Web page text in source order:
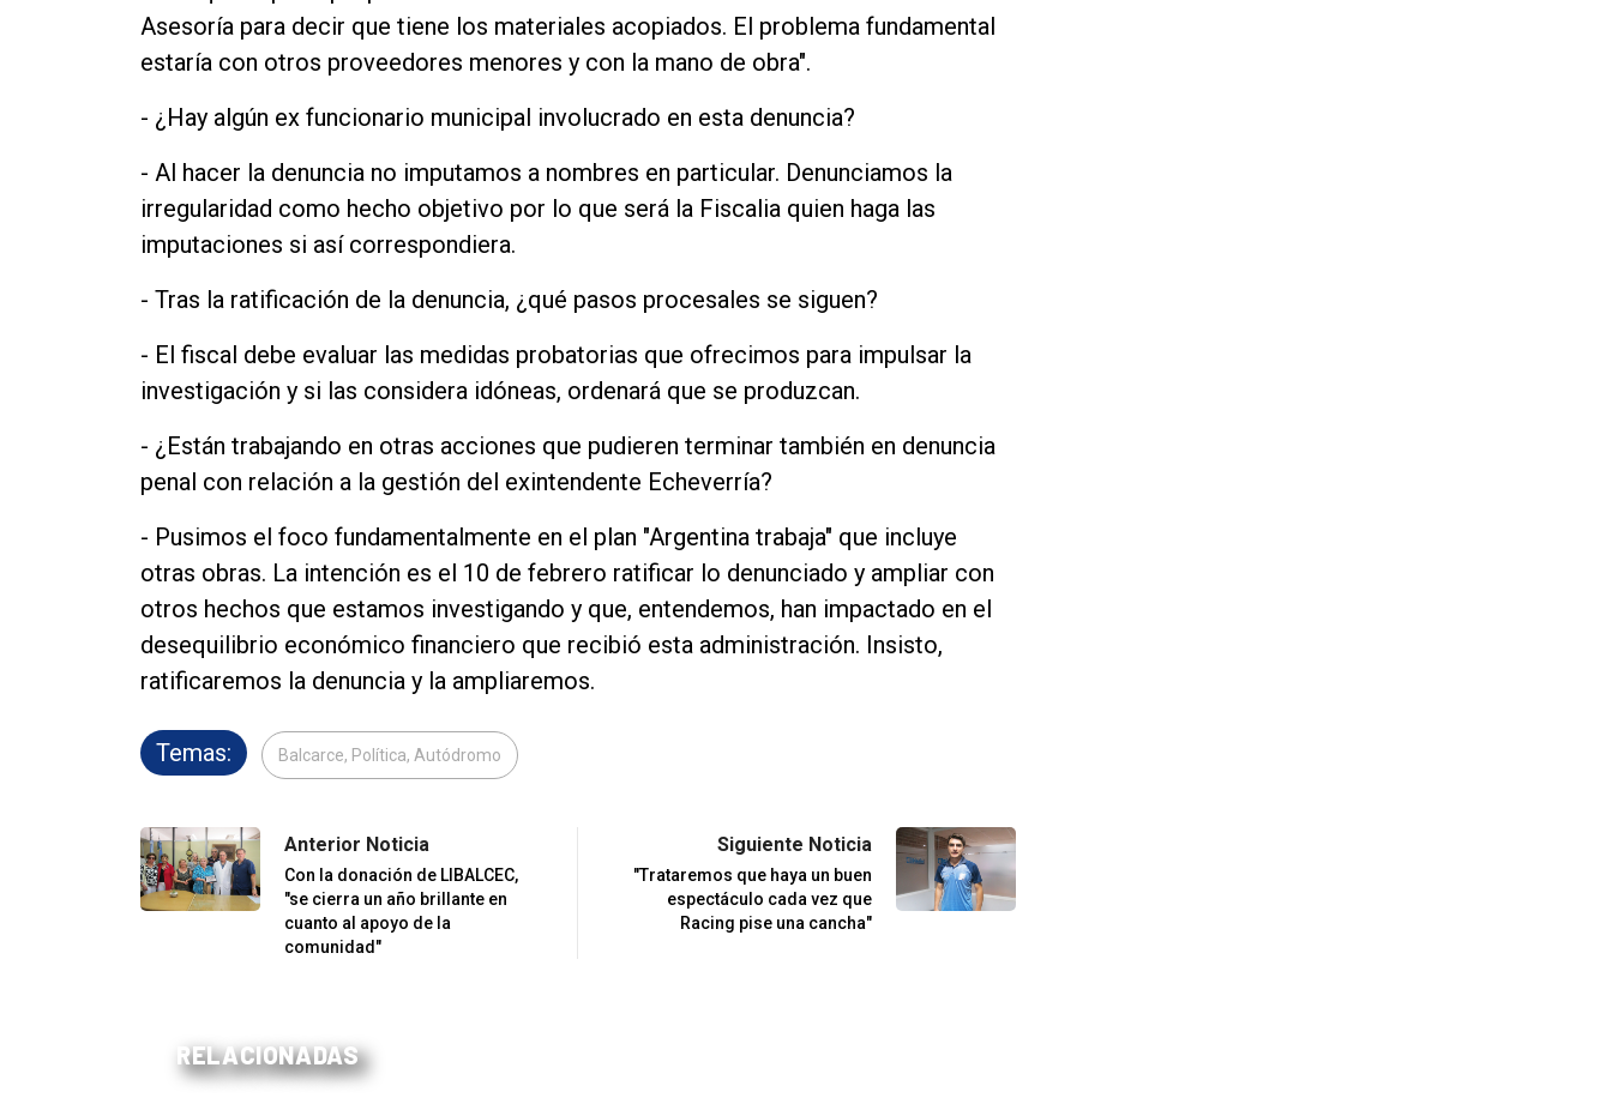
Asesoría para decir que tiene los materiales acopiados. El problema fundamental
estaría con otros proveedores menores y con la mano de obra".
- ¿Hay algún ex funcionario municipal involucrado en esta denuncia?
- Al hacer la denuncia no imputamos a nombres en particular. Denunciamos la
irregularidad como hecho objetivo por lo que será la Fiscalia quien haga las
imputaciones si así correspondiera.
- Tras la ratificación de la denuncia, ¿qué pasos procesales se siguen?
- El fiscal debe evaluar las medidas probatorias que ofrecimos para impulsar la
investigación y si las considera idóneas, ordenará que se produzcan.
- ¿Están trabajando en otras acciones que pudieren terminar también en denuncia
penal con relación a la gestión del exintendente Echeverría?
- Pusimos el foco fundamentalmente en el plan "Argentina trabaja" que incluye
otras obras. La intención es el 10 de febrero ratificar lo denunciado y ampliar con
otros hechos que estamos investigando y que, entendemos, han impactado en el
desequilibrio económico financiero que recibió esta administración. Insisto,
ratificaremos la denuncia y la ampliaremos.
Temas: Balcarce, Política, Autódromo
Anterior Noticia
Con la donación de LIBALCEC,
"se cierra un año brillante en
cuanto al apoyo de la
comunidad"
Siguiente Noticia
"Trataremos que haya un buen
espectáculo cada vez que
Racing pise una cancha"
RELACIONADAS